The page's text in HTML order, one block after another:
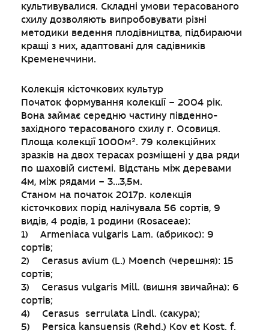
культивувалися. Складні умови терасованого
схилу дозволяють випробовувати різні
методики ведення плодівництва, підбираючи
кращі з них, адаптовані для садівників
Кременеччини.
Колекція кісточкових культур
Початок формування колекції – 2004 рік.
Вона займає середню частину південно-
західного терасованого схилу г. Осовиця.
Площа колекції 1000м². 79 колекційних
зразків на двох терасах розміщені у два ряди
по шаховій системі. Відстань між деревами
4м, між рядами – 3…3,5м.
Станом на початок 2017р. колекція
кісточкових порід налічувала 56 сортів, 9
видів, 4 родів, 1 родини (Rosaceae):
1) Armeniaca vulgaris Lam. (абрикос): 9
сортів;
2) Cerasus avium (L.) Moench (черешня): 15
сортів;
3) Cerasus vulgaris Mill. (вишня звичайна): 6
сортів;
4) Cerasus serrulata Lindl. (сакура);
5) Persica kansuensis (Rehd.) Kov et Kost. f.